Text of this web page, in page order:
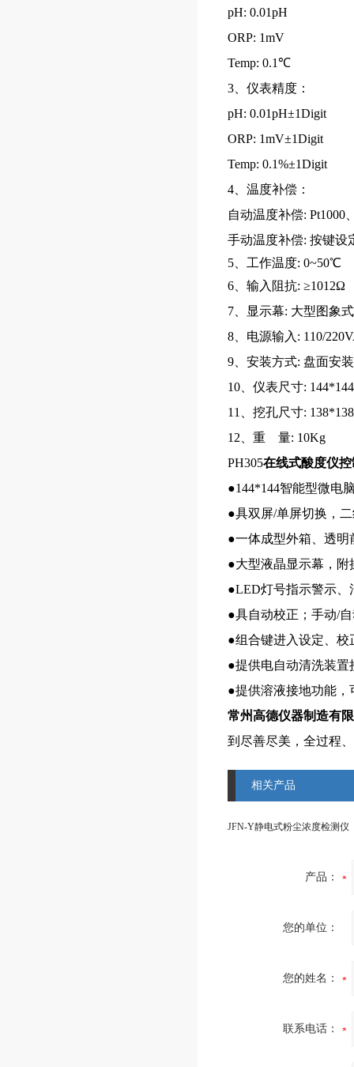
pH: 0.01pH
ORP: 1mV
Temp: 0.1℃
3、仪表精度：
pH: 0.01pH±1Digit
ORP: 1mV±1Digit
Temp: 0.1%±1Digit
4、温度补偿：
自动温度补偿: Pt1000
手动温度补偿: 按键设
5、工作温度: 0~50℃
6、输入阻抗: ≥1012Ω
7、显示幕: 大型图象
8、电源输入: 110/
9、安装方式: 盘面安装
10、仪表尺寸:
11、挖孔尺寸:
12、重 量: 10Kg
PH305在线式酸度仪
●144*144智能型微电
●具双屏/单屏切换，
●一体成型外箱、透
●大型液晶显示幕，
●LED灯号指示警示、
●具自动校正；手动/
●组合键进入设定、
●提供电自动清洗装置
●提供溶液接地功能，
常州高德仪器制造有
到尽善尽美，全过程
相关产品
JFN-Y静电式粉尘浓度检测仪
产品：
您的单位：
您的姓名：
联系电话：